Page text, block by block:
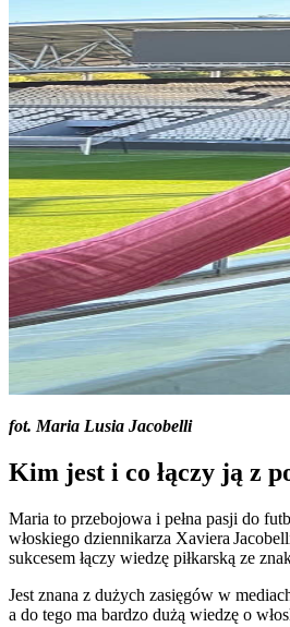
fot. Maria Lusia Jacobelli
Kim jest i co łączy ją z
Maria to przebojowa i pełna pasji do
włoskiego dziennikarza Xaviera
sukcesem łączy wiedzę piłkarską ze
Jest znana z dużych zasięgów w
a do tego ma bardzo dużą wiedzę o